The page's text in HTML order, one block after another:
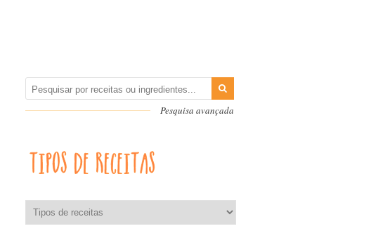
Pesquisa avançada